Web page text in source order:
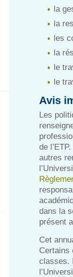
la
la
les
la
le
le
Avis
Les
de
autres
dans la
présent
Cet
Certains
classes.